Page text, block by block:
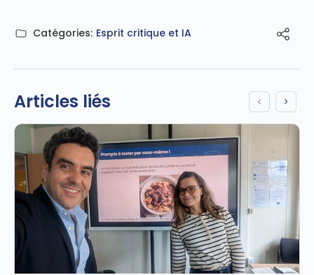
Catégories: Esprit critique et IA
Articles liés